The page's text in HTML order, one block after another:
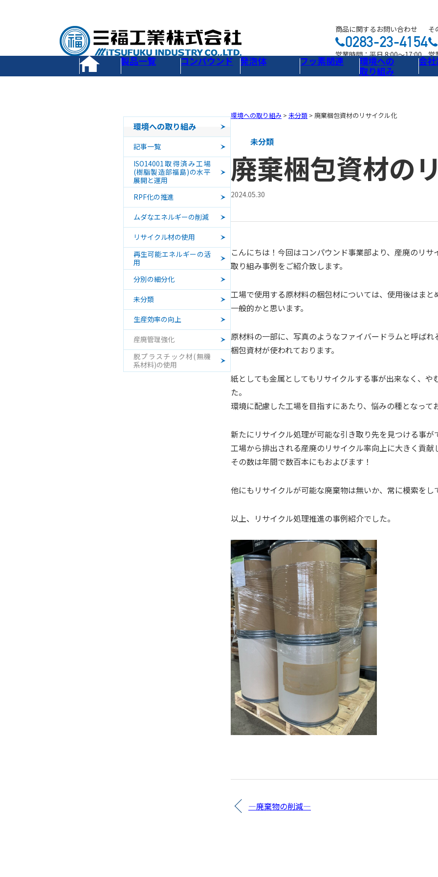
商品に関するお問い合わせ
営業時間：平日 8:00～17:00
そ
営
製品一覧 コンパウンド 発泡体 フッ素関連
環境への
取り組み
会
環境への取り組み > 未分類 > 廃棄梱包資材のリサイクル化
未分類
廃棄梱包資材の
2024.05.30
こんにちは！今回はコンパウンド事業部より、産廃のリ
取り組み事例をご紹介致します。
工場で使用する原材料の梱包材については、使用後はま
一般的かと思います。
原材料の一部に、写真のようなファイバードラムと呼ば
梱包資材が使われております。
紙としても金属としてもリサイクルする事が出来なく、
た。
環境に配慮した工場を目指すにあたり、悩みの種となって
新たにリサイクル処理が可能な引き取り先を見つける事が
工場から排出される産廃のリサイクル率向上に大きく貢献
その数は年間で数百本にもおよびます！
他にもリサイクルが可能な廃棄物は無いか、常に模索をし
以上、リサイクル処理推進の事例紹介でした。
―廃棄物の削減―
環境への取り組み
記事一覧
ISO14001取得済み工場
(樹脂製造部福島)の水平
展開と運用
RPF化の推進
ムダなエネルギーの削減
リサイクル材の使用
再生可能エネルギーの活
用
分別の細分化
未分類
生産効率の向上
産廃管理強化
脱プラスチック材(無機
系材料)の使用